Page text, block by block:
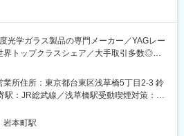
野において、二つの軸で事業を展開してい
収益性とリスクを充分考慮し、効率的かつ
境を整え、お客さまの成功と事業開拓を
の販売にとどまらず、「蓄電池システム
らではの一元管理によってお客さまの安
光学ガラス製品の専門メーカー／YAGレー
トップクラスシェア／大手取引多数◎／
成型レンズ等の当社取扱商品の法人営業
す。光学分野にて業務経験をお持ちの方歓
業所住所：東京都台東区浅草橋5丁目2-3 鈴
：JR総武線／浅草橋駅受動喫煙対策：そ
屋外喫煙可能場所あり））変更の範囲：会
ートワーク含む）
岩本町駅